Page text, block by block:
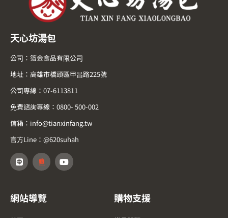
天心坊湯包
公司：箔金食品有限公司
地址：高雄市橋頭區甲昌路225號
公司專線：07-6113811
免費諮詢專線：0800- 500-002
信箱：info@tianxinfang.tw
官方Line：@620suhah
網站導覽 購物支援